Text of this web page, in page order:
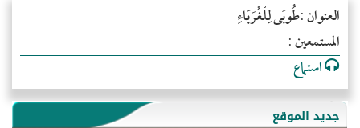
العنوان :طُوبَى لِلْغُرَبَاءِ
المستمعين :
استماع
جديد الموقع